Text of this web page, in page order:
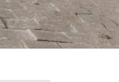
Benzine